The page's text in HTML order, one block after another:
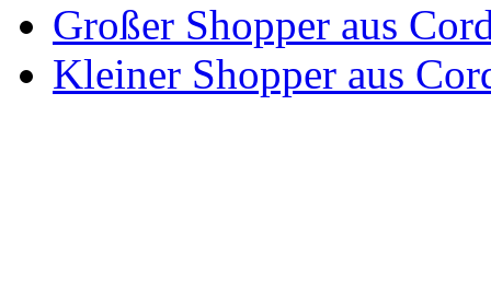
Großer Shopper aus
Kleiner Shopper aus